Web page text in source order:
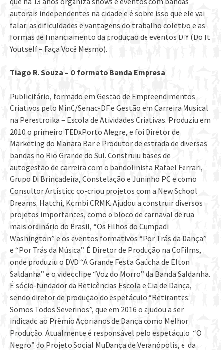
autorais independentes na cidade e é sobre isso que ele vai
falar: as dificuldades e vantagens do trabalho coletivo e as
formas de financiamento da produção de eventos DIY (Do It
Youtself – Faça Você Mesmo).
Tiago R. Souza – O formato Banda Empresa
Publicitário, formado em Gestão de Empreendimentos
Criativos pelo MinC/Senac-DF e Gestão em Carreira Musical
na Perestroika – Escola de Atividades Criativas. Produziu em
2010 o primeiro TEDxPorto Alegre, e foi Diretor de
Marketing do Manara Bar e Produtor de estrada de diversas
bandas no Rio Grande do Sul. Construiu bases de
autogestão de carreira com o bandolinista Rafael Ferrari,
Grupo Di Brincadeira, Constelação e Juninho PC e como
Consultor Artístico co-criou projetos com a New School
Dreams, Hatchi, Kombi CRMK. Ajudou a construir diversos
projetos importantes, como o bloco de carnaval de rua
mais ordinário do Brasil, “Os Filhos do Cumpadi
Washington” e os eventos formativos “Por Trás da Dança”
e “Por Trás da Música”. É Diretor de Produção na CoFilms,
onde produziu o DVD “A Grande Festa Gaúcha de Elton
Saldanha” e o videoclipe “Voz do Morro” da Banda Saldanha.
É sócio-fundador da Reticências Escola e Cia de Dança,
sendo diretor de produção do espetáculo “Retirantes:
Somos Todos Severinos”, que em 2016 o ajudou a ser
indicado ao Prêmio Açorianos de Dança como Melhor
Produção. Atualmente é responsável pelo espetáculo “O
Negro” do Projeto Social MuDança de Veranópolis, e da